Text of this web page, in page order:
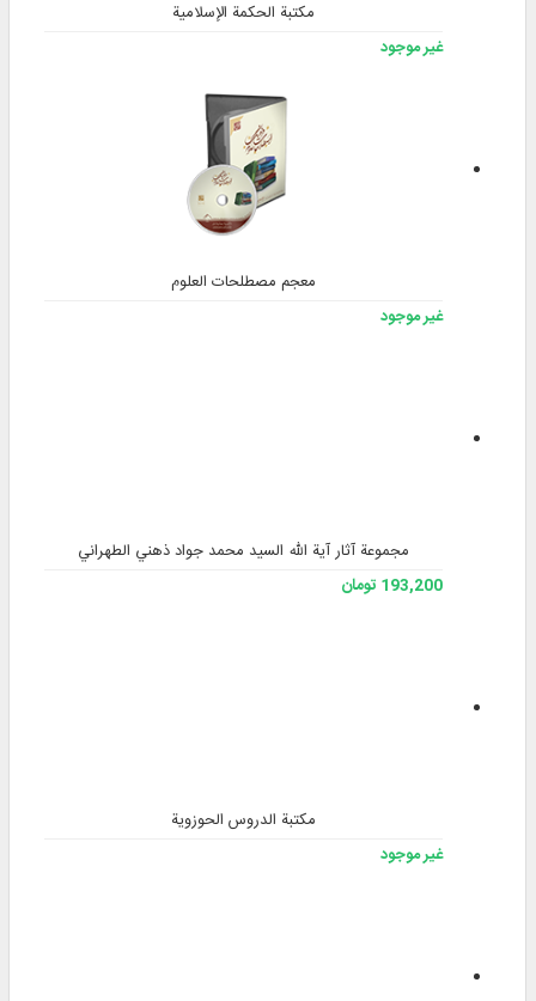
مكتبة الحكمة الإسلامية
غير موجود
معجم مصطلحات العلوم
غير موجود
مجموعة آثار آية الله السید محمد جواد ذهني الطهراني
193,200 تومان
مكتبة الدروس الحوزوية
غير موجود